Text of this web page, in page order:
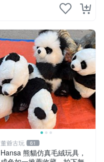
董爺古玩 61
Hansa 熊貓仿真毛絨玩具，